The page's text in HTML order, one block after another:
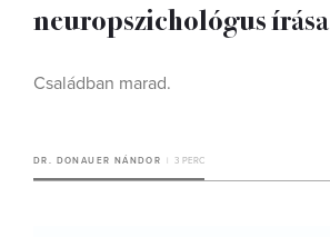
neuropszichológus írása
Családban marad.
DR. DONAUER NÁNDOR 3 PERC